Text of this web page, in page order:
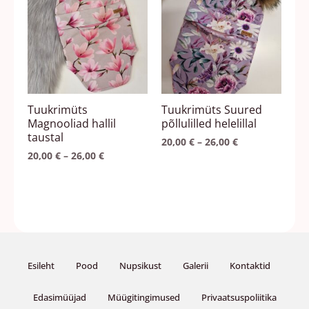
Tuukrimüts
Magnooliad hallil
taustal
20,00 € – 26,00 €
26,00 €
on
mitu
varianti.
Valikuid
saab
teha
tootelehel.
Tuukrimüts Suured
põllulilled helelillal
20,00 € – 26,00 €
26,00 €
on
mitu
varianti.
Valikuid
saab
teha
tootelehel.
Esileht Pood Nupsikust Galerii Kontaktid
Edasimüüjad Müügitingimused Privaatsuspoliitika